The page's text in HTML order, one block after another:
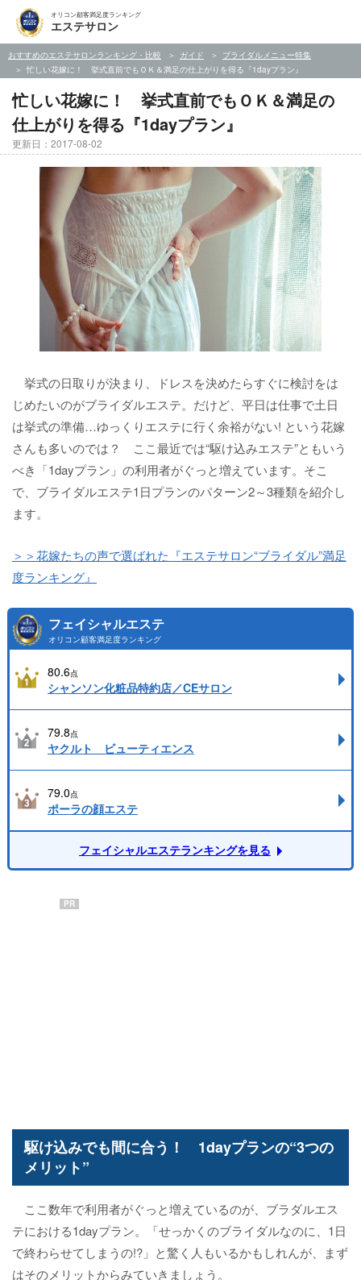
オリコン顧客満足度ランキング
エステサロン
おすすめのエステサロンランキング・比較 ガイド
ブライダルメニュー特集
忙しい花嫁に！ 挙式直前でもＯＫ＆満足の仕上がりを得る『1dayプラン』
忙しい花嫁に！ 挙式直前でもＯＫ＆満足の
仕上がりを得る『1dayプラン』
更新日：2017-08-02
挙式の日取りが決まり、ドレスを決めたらすぐに検討をは
じめたいのがブライダルエステ。だけど、平日は仕事で土日
は挙式の準備…ゆっくりエステに行く余裕がない! という花嫁
さんも多いのでは？ ここ最近では“駆け込みエステ”ともいう
べき「1dayプラン」の利用者がぐっと増えています。そこ
で、ブライダルエステ1日プランのパターン2～3種類を紹介し
ます。
＞＞花嫁たちの声で選ばれた『エステサロン“ブライダル”満足
度ランキング』
フェイシャルエステ
オリコン顧客満足度ランキング
80.6点
シャンソン化粧品特約店／CEサロン
79.8点
ヤクルト ビューティエンス
79.0点
ポーラの顔エステ
フェイシャルエステランキングを見る
PR
駆け込みでも間に合う！ 1dayプランの“3つの
メリット”
ここ数年で利用者がぐっと増えているのが、ブラダルエス
テにおける1dayプラン。「せっかくのブライダルなのに、1日
で終わらせてしまうの!?」と驚く人もいるかもしれんが、まず
はそのメリットからみていきましょう。